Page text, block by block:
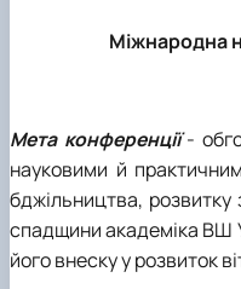
Міжнародна
Мета конференції -
науковими й
бджільництва,
спадщини академіка ВШ
його внеску у розвиток